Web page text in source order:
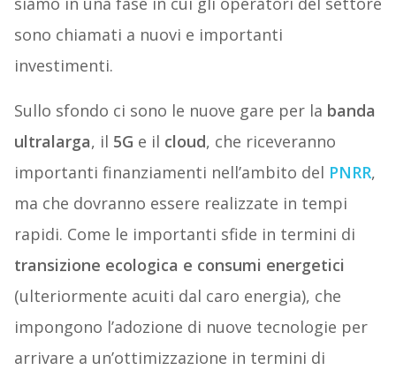
sono chiamati a nuovi e importanti
investimenti.
Sullo sfondo ci sono le nuove gare per la banda
ultralarga, il 5G e il cloud, che riceveranno
importanti finanziamenti nell’ambito del PNRR,
ma che dovranno essere realizzate in tempi
rapidi. Come le importanti sfide in termini di
transizione ecologica e consumi energetici
(ulteriormente acuiti dal caro energia), che
impongono l’adozione di nuove tecnologie per
arrivare a un’ottimizzazione in termini di